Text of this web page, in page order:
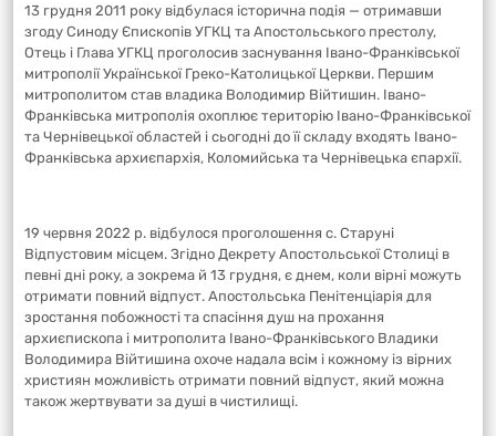
13 грудня 2011 року відбулася історична подія — отримавши
згоду Синоду Єпископів УГКЦ та Апостольського престолу,
Отець і Глава УГКЦ проголосив заснування Івано-Франківської
митрополії Української Греко-Католицької Церкви. Першим
митрополитом став владика Володимир Війтишин. Івано-
Франківська митрополія охоплює територію Івано-Франківської
та Чернівецької областей і сьогодні до її складу входять Івано-
Франківська архиєпархія, Коломийська та Чернівецька єпархії.
19 червня 2022 р. відбулося проголошення с. Старуні
Відпустовим місцем. Згідно Декрету Апостольської Столиці в
певні дні року, а зокрема й 13 грудня, є днем, коли вірні можуть
отримати повний відпуст. Апостольська Пенітенціарія для
зростання побожності та спасіння душ на прохання
архиєпископа і митрополита Івано-Франківського Владики
Володимира Війтишина охоче надала всім і кожному із вірних
християн можливість отримати повний відпуст, який можна
також жертвувати за душі в чистилищі.